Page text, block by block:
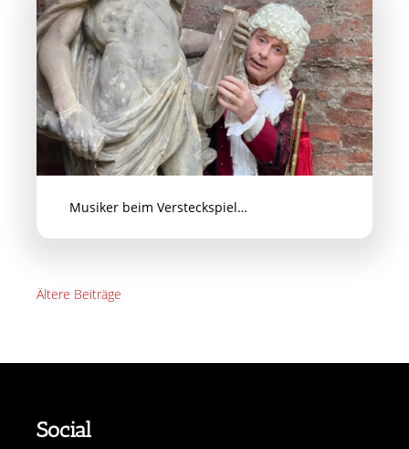
Musiker beim Versteckspiel…
Beitragsnavigation
Ältere Beiträge
Social